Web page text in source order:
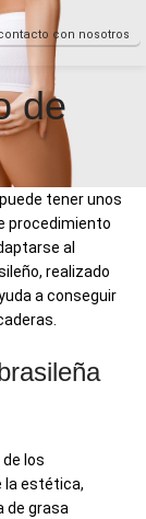
con nosotros
de
tener unos
procedimiento
al
realizado
a conseguir
los
la estética,
de grasa